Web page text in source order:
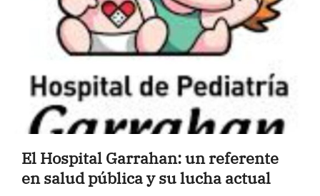
El Hospital Garrahan: un referente
en salud pública y su lucha actual